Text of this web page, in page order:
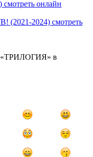
«ТРИЛОГИЯ» в